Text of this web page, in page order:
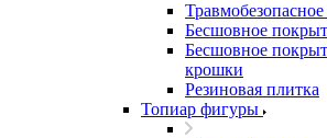
Бесшовное
Бесшовное
крошки
Резиновая плитка
Топиар фигуры